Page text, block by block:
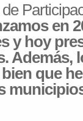
en
y hoy
Además,
que